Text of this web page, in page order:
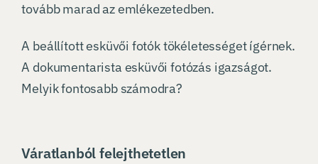
tovább marad az emlékezetedben.
A beállított esküvői fotók tökéletességet ígérnek.
A dokumentarista esküvői fotózás igazságot.
Melyik fontosabb számodra?
Váratlanból felejthetetlen